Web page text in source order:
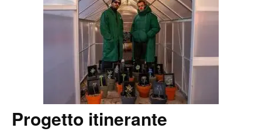
Progetto itinerante